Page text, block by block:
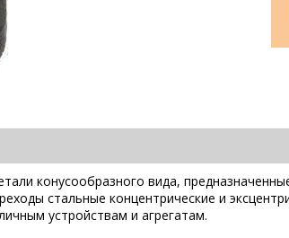
конусообразного вида,
стальные концентрические и
устройствам и агрегатам.